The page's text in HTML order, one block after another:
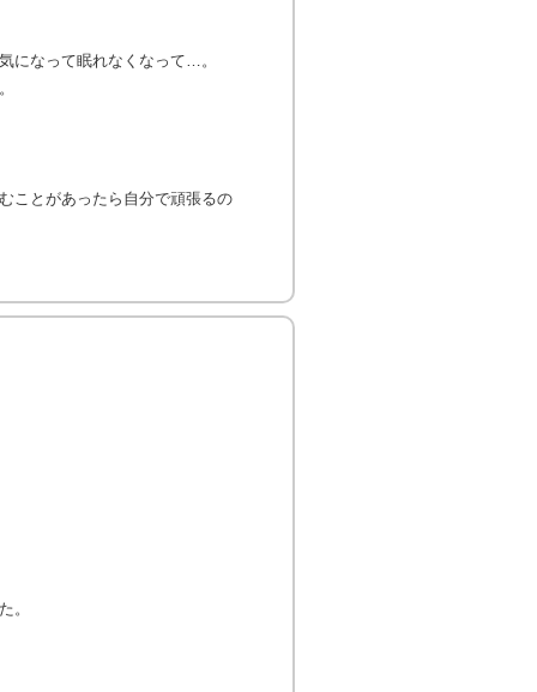
になって眠れなくなって…。
ことがあったら自分で頑張るの
。